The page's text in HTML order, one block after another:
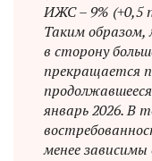
ИЖС – 9% (+0,5
Таким
в сторону
прекращается
январь 2026. В
менее